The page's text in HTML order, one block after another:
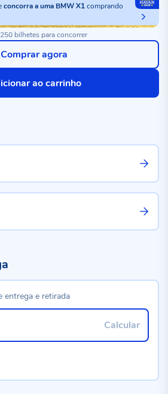
concorra a uma BMW X1comprando
bilhetes para concorrer
ao carrinho
Comprar agora
entrega e retirada
Calcular